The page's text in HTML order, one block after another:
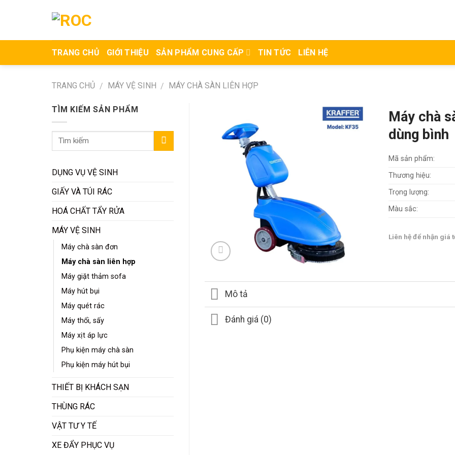
TRANG CHỦ GIỚI THIỆU SẢN PHẨM CUNG CẤP TIN TỨC LIÊN HỆ
TRANG CHỦ / MÁY VỆ SINH / MÁY CHÀ SÀN LIÊN HỢP
TÌM KIẾM SẢN PHẨM
DỤNG VỤ VỆ SINH
GIẤY VÀ TÚI RÁC
HOÁ CHẤT TẨY RỬA
MÁY VỆ SINH
Máy chà sàn đơn
Máy chà sàn liên hợp
Máy giặt thảm sofa
Máy hút bụi
Máy quét rác
Máy thổi, sấy
Máy xịt áp lực
Phụ kiện máy chà sàn
Phụ kiện máy hút bụi
THIẾT BỊ KHÁCH SẠN
THÙNG RÁC
VẬT TƯ Y TẾ
XE ĐẨY PHỤC VỤ
Máy chà
dùng bình
Mã sản phẩm:
Thương hiệu:
Trọng lượng:
Màu sắc:
Liên hệ để nhận giá
Mô tả
Đánh giá (0)